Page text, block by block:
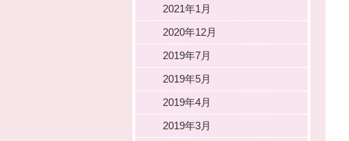
2021年1月
2020年12月
2019年7月
2019年5月
2019年4月
2019年3月